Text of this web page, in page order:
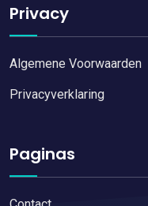
Privacy
Algemene Voorwaarden
Privacyverklaring
Paginas